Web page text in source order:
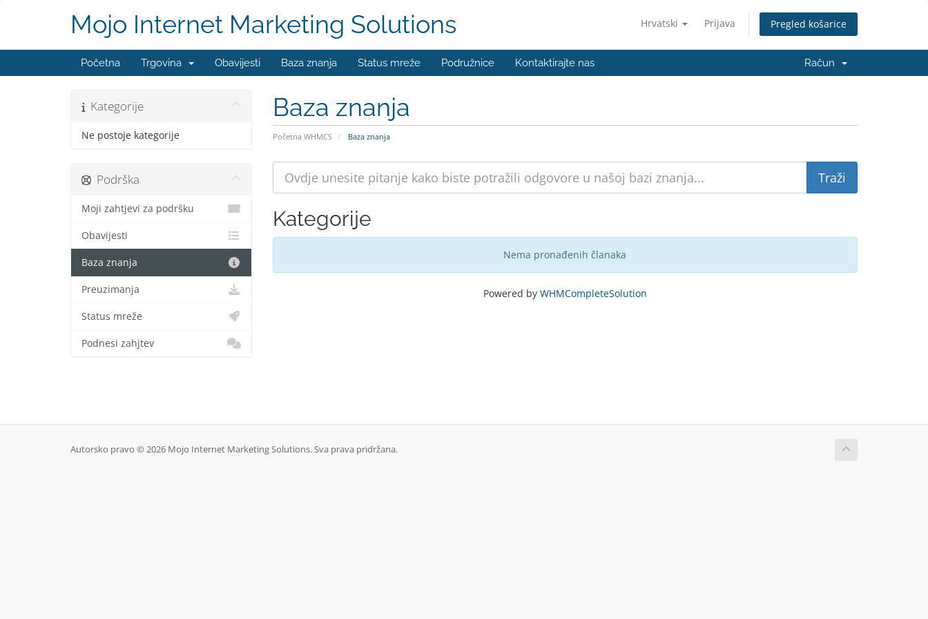
Hrvatski Prijava Pregled košarice
Mojo Internet Marketing Solutions
Početna Trgovina Obavijesti Baza znanja Status mreže Podružnice Kontaktirajte nas Račun
Baza znanja
Početna WHMCS Baza znanja
Kategorije
Ne postoje kategorije
Kategorije
Nema pronađenih članaka
Powered by WHMCompleteSolution
Podrška
Moji zahtjevi za podršku
Obavijesti
Baza znanja
Preuzimanja
Status mreže
Podnesi zahjtev
Autorsko pravo © 2026 Mojo Internet Marketing Solutions. Sva prava pridržana.